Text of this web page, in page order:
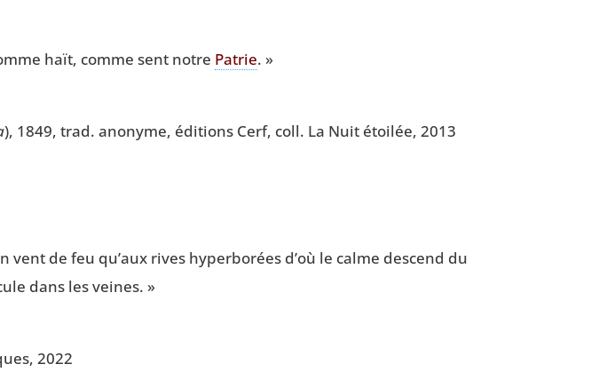
haït, comme sent notre Patrie. »
), 1849, trad. ano­nyme, édi­tions Cerf, coll. La Nuit étoi­lée, 2013
vent de feu qu’aux rives hyper­bo­rées d’où le calme des­cend du
dans les veines. »
2022